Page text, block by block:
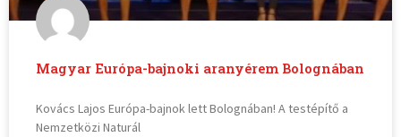
Magyar Európa-bajnoki aranyérem Bolognában
Kovács Lajos Európa-bajnok lett Bolognában! A testépítő a
Nemzetközi Naturál